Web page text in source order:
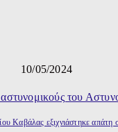
10/05/2024
Καβάλας εξιχνιάστηκε απάτη